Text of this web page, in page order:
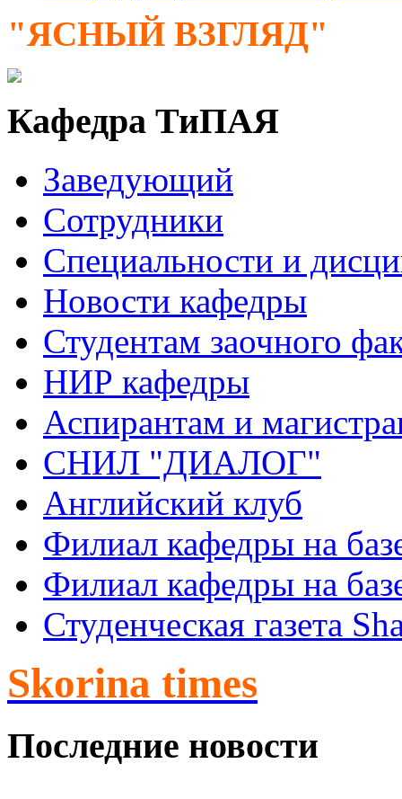
"ЯСНЫЙ ВЗГЛЯД"
Кафедра ТиПАЯ
Заведующий
Сотрудники
Специальности и
Новости кафедры
Студентам заочного
НИР кафедры
Аспирантам и
СНИЛ "ДИАЛОГ"
Английский клуб
Филиал кафедры на
Филиал кафедры на
Студенческая газета
Skorina times
Последние новости